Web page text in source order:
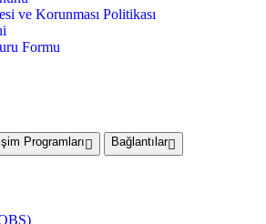
ve Korunması Politikası
Formu
Programları
Bağlantılar